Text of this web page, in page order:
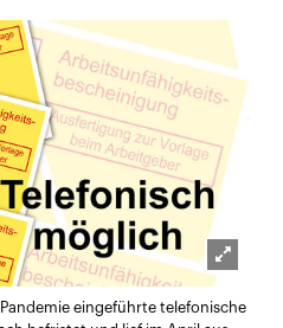
Lightbox
öffnen
eingeführte telefonische